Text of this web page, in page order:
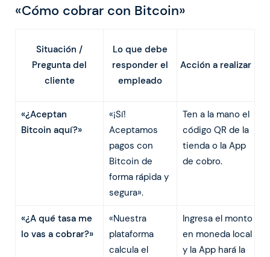
«Cómo cobrar con Bitcoin»
Situación /
Pregunta del
cliente
Lo que debe
responder el
empleado
Acción a realizar
«¿Aceptan
Bitcoin aquí?»
«¡Sí!
Aceptamos
pagos con
Bitcoin de
forma rápida y
segura».
Ten a la mano el
código QR de la
tienda o la App
de cobro.
«¿A qué tasa me
lo vas a cobrar?»
«Nuestra
plataforma
calcula el
Ingresa el monto
en moneda local
y la App hará la